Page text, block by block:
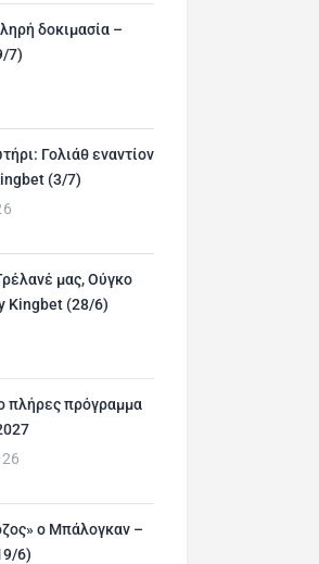
δοκιμασία –
7)
Γολιάθ εναντίον
(3/7)
μας, Ούγκο
Kingbet (28/6)
πλήρες πρόγραμμα
ο Μπάλογκαν –
6)